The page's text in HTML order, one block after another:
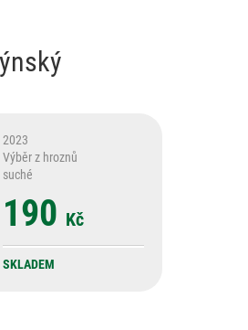
2023
Výběr z hroznů
suché
190 Kč
SKLADEM